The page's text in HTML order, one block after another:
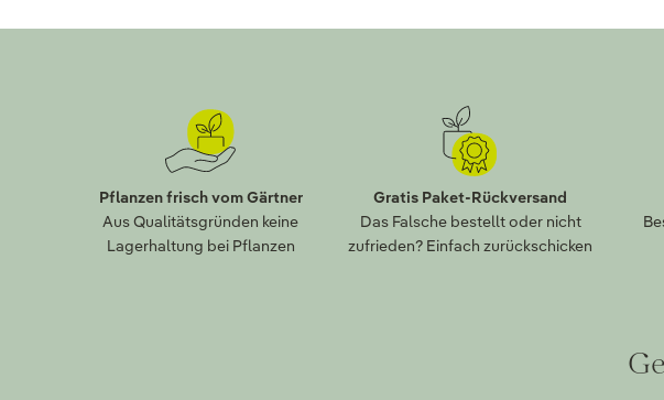
Pflanzen frisch vom Gärtner
Aus Qualitätsgründen keine
Lagerhaltung bei Pflanzen
Gratis Paket-Rückversand
Das Falsche bestellt oder nicht
zufrieden? Einfach zurückschicken